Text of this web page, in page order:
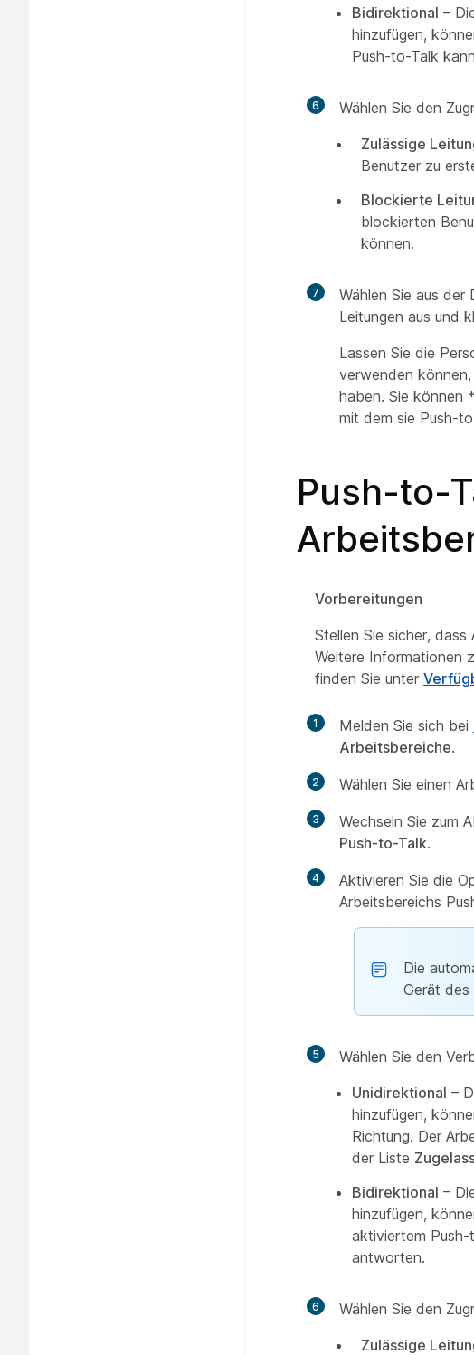
Bidirektional –
hinzufügen,
Push-to-Talk
6
Wählen Sie den
Zulässige
Benutzer zu
Blockierte
blockierten
können.
7 Wählen Sie aus
Leitungen aus und
Lassen Sie die
verwenden
haben. Sie können
mit dem sie Push-
Push-to-
Vorbereitungen
Stellen Sie sicher,
Weitere Informationen
finden Sie unter
1 Melden Sie sich bei
Arbeitsbereiche.
2 Wählen Sie einen
3 Wechseln Sie zum
Push-to-Talk.
4 Aktivieren Sie die
Arbeitsbereichs
Die
Gerät des
5
Wählen Sie den
Unidirektional –
hinzufügen,
Richtung. Der
der Liste
Bidirektional –
hinzufügen,
aktiviertem
antworten.
6
Wählen Sie den
Zulässige